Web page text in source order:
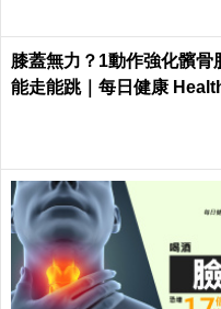
膝蓋無力？1動作強化髕骨
能走能跳｜每日健康